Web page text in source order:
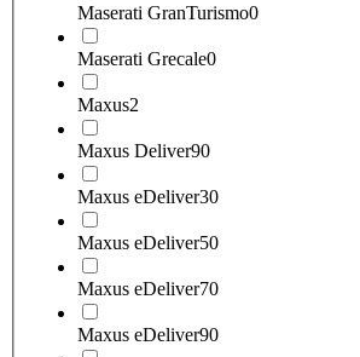
Maserati GranTurismo0
Maserati Grecale0
Maxus2
Maxus Deliver90
Maxus eDeliver30
Maxus eDeliver50
Maxus eDeliver70
Maxus eDeliver90